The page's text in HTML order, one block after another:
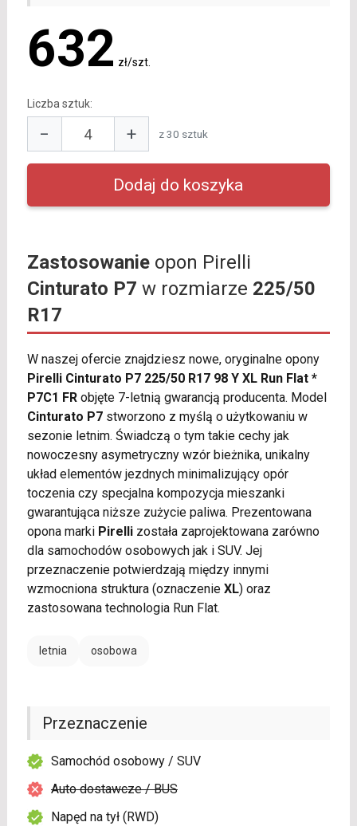
632 zł/szt.
Liczba sztuk:
− + z 30 sztuk
Zastosowanieopon Pirelli
Cinturato P7 w rozmiarze 225/50
R17
W naszej ofercie znajdziesz nowe, oryginalne opony
Pirelli Cinturato P7 225/50 R17 98 Y XL Run Flat *
P7C1 FRobjęte 7-letnią gwarancją producenta. Model
Cinturato P7stworzono z myślą o użytkowaniu w
sezonie letnim. Świadczą o tym takie cechy jak
nowoczesny asymetryczny wzór bieżnika, unikalny
układ elementów jezdnych minimalizujący opór
toczenia czy specjalna kompozycja mieszanki
gwarantująca niższe zużycie paliwa. Prezentowana
opona marki Pirellizostała zaprojektowana zarówno
dla samochodów osobowych jak i SUV. Jej
przeznaczenie potwierdzają między innymi
wzmocniona struktura (oznaczenie XL) oraz
zastosowana technologia Run Flat.
letnia osobowa
Przeznaczenie
Samochód osobowy / SUV
Auto dostawcze / BUS
Napęd na tył (RWD)